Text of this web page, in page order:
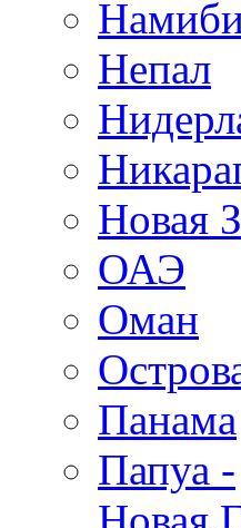
Непал
Новая
ОАЭ
Оман
Панама
Папуа -